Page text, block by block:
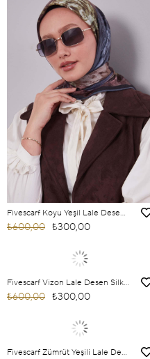
Fivescarf Koyu Yeşil Lale Desen Silk Coton Eşarp
₺300,00
₺600,00
Fivescarf Vizon Lale Desen Silk Coton Eşarp
₺300,00
₺600,00
Fivescarf Zümrüt Yeşili Lale Desen Silk Coton Eşarp